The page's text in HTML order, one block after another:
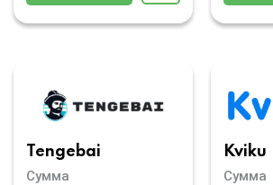
Tengebai
Сумма
Kviku
Сумма